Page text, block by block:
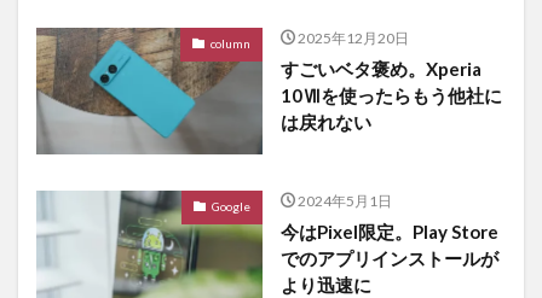
column 2025年12月20日
すごいベタ褒め。Xperia
10Ⅶを使ったらもう他社に
は戻れない
Google 2024年5月1日
今はPixel限定。Play Store
でのアプリインストールが
より迅速に